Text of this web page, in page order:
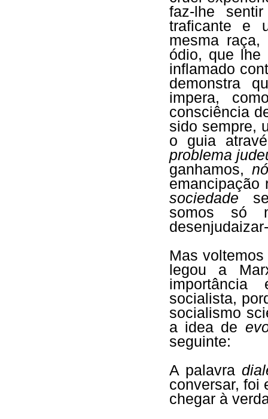
faz-lhe
traficante e
mesma
ódio, que
inflamado
demonstra
impera,
consciência
sido sempre,
o guia
problema
ganhamos,
sociedade
somos só
Mas
legou a
socialista,
socialismo
a idea de
seguinte:
A palavra
conversar, foi
chegar à